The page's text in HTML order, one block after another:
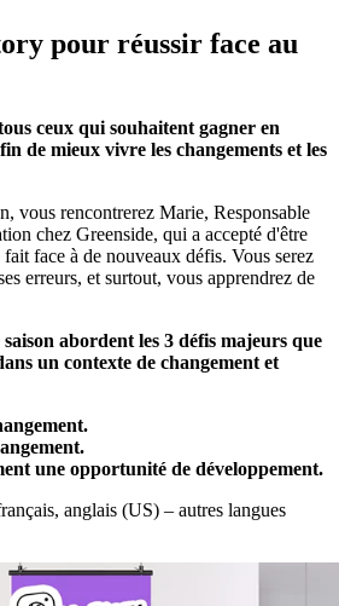
pour réussir face au
ceux qui souhaitent gagner en
de mieux vivre les changements et les
vous rencontrerez Marie, Responsable
chez Greenside, qui a accepté d'être
face à de nouveaux défis. Vous serez
erreurs, et surtout, vous apprendrez de
saison abordent les 3 défis majeurs que
un contexte de changement et
une opportunité de développement.
anglais (US) – autres langues